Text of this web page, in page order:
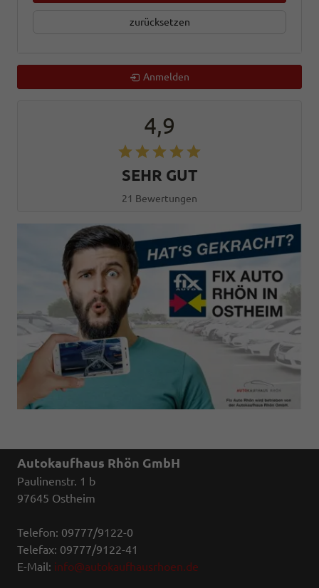
zurücksetzen
Anmelden
4,9
SEHR GUT
21 Bewertungen
Autokaufhaus Rhön GmbH
Paulinenstr. 1 b
97645 Ostheim
Telefon: 09777/9122-0
Telefax: 09777/9122-41
E-Mail: info@autokaufhausrhoen.de